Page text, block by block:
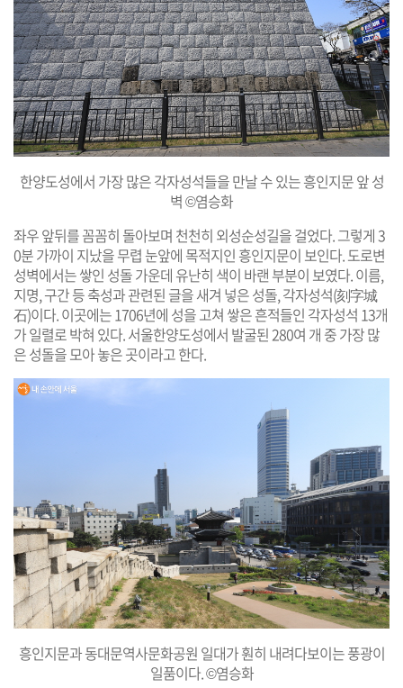
한양도성에서 가장 많은 각자성석들을 만날 수 있는 흥인지문 앞 성
벽 ©염승화
좌우 앞뒤를 꼼꼼히 돌아보며 천천히 외성순성길을 걸었다. 그렇게 3
0분 가까이 지났을 무렵 눈앞에 목적지인 흥인지문이 보인다. 도로변
성벽에서는 쌓인 성돌 가운데 유난히 색이 바랜 부분이 보였다. 이름,
지명, 구간 등 축성과 관련된 글을 새겨 넣은 성돌, 각자성석(刻字城
石)이다. 이곳에는 1706년에 성을 고쳐 쌓은 흔적들인 각자성석 13개
가 일렬로 박혀 있다. 서울한양도성에서 발굴된 280여 개 중 가장 많
은 성돌을 모아 놓은 곳이라고 한다.
흥인지문과 동대문역사문화공원 일대가 훤히 내려다보이는 풍광이
일품이다. ©염승화